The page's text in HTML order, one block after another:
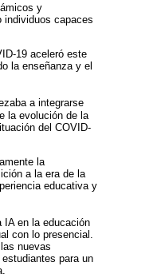
y
individuos capaces
19 aceleró este
la enseñanza y el
a integrarse
la evolución de la
del COVID-
la
a la era de la
educativa y
IA en la educación
con lo presencial.
nuevas
para un